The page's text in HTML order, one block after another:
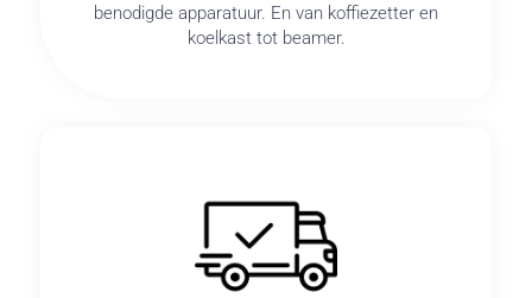
benodigde apparatuur. En van koffiezetter en
koelkast tot beamer.